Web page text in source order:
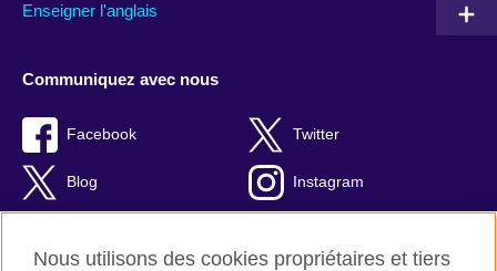
Enseigner l'anglais
Communiquez avec nous
Facebook Twitter
Blog Instagram
Nous utilisons des cookies propriétaires et tiers